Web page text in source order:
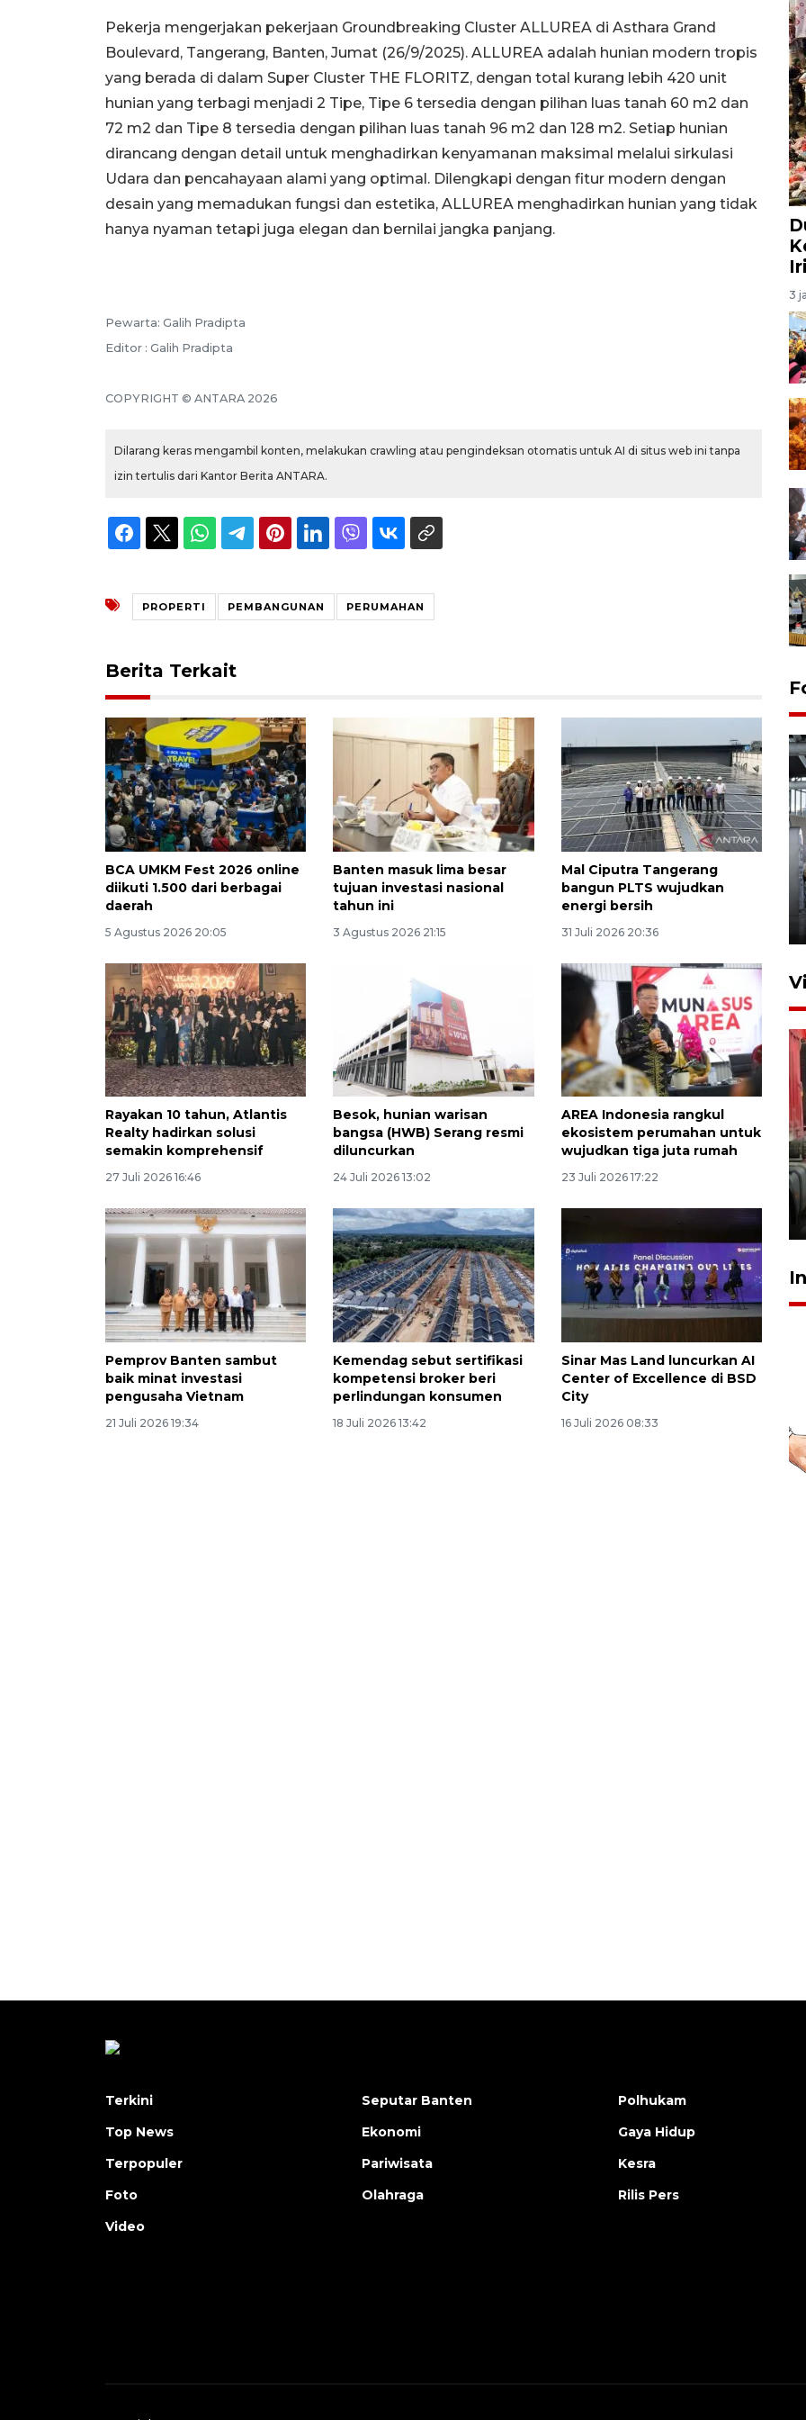
Pekerja mengerjakan pekerjaan Groundbreaking Cluster ALLUREA di Asthara Grand
Boulevard, Tangerang, Banten, Jumat (26/9/2025). ALLUREA adalah hunian modern tropis
yang berada di dalam Super Cluster THE FLORITZ, dengan total kurang lebih 420 unit
hunian yang terbagi menjadi 2 Tipe, Tipe 6 tersedia dengan pilihan luas tanah 60 m2 dan
72 m2 dan Tipe 8 tersedia dengan pilihan luas tanah 96 m2 dan 128 m2. Setiap hunian
dirancang dengan detail untuk menghadirkan kenyamanan maksimal melalui sirkulasi
Udara dan pencahayaan alami yang optimal. Dilengkapi dengan fitur modern dengan
desain yang memadukan fungsi dan estetika, ALLUREA menghadirkan hunian yang tidak
hanya nyaman tetapi juga elegan dan bernilai jangka panjang.
Pewarta: Galih Pradipta
Editor : Galih Pradipta
COPYRIGHT © ANTARA 2026
Dilarang keras mengambil konten, melakukan crawling atau pengindeksan otomatis untuk AI di situs web ini tanpa
izin tertulis dari Kantor Berita ANTARA.
PROPERTI PEMBANGUNAN PERUMAHAN
Berita Terkait
BCA UMKM Fest 2026 online
diikuti 1.500 dari berbagai
daerah
5 Agustus 2026 20:05
Banten masuk lima besar
tujuan investasi nasional
tahun ini
3 Agustus 2026 21:15
Mal Ciputra Tangerang
bangun PLTS wujudkan
energi bersih
31 Juli 2026 20:36
Rayakan 10 tahun, Atlantis
Realty hadirkan solusi
semakin komprehensif
27 Juli 2026 16:46
Besok, hunian warisan
bangsa (HWB) Serang resmi
diluncurkan
24 Juli 2026 13:02
AREA Indonesia rangkul
ekosistem perumahan untuk
wujudkan tiga juta rumah
23 Juli 2026 17:22
Pemprov Banten sambut
baik minat investasi
pengusaha Vietnam
21 Juli 2026 19:34
Kemendag sebut sertifikasi
kompetensi broker beri
perlindungan konsumen
18 Juli 2026 13:42
Sinar Mas Land luncurkan AI
Center of Excellence di BSD
City
16 Juli 2026 08:33
3
Kunjungan Lebaran di Rutan
Kelas IIB Serang
Kunjungi Cilegon, China lirik
potensi kerjasama di bidang
31 Juli 2026 17:40
Terkini
Top News
Terpopuler
Foto
Video
Seputar Banten
Ekonomi
Pariwisata
Olahraga
Polhukam
Gaya Hidup
Kesra
Rilis Pers